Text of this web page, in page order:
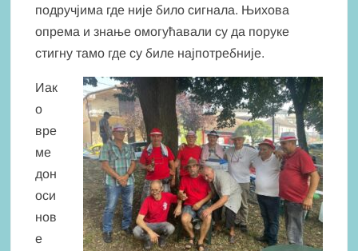
подручјима где није било сигнала. Њихова
опрема и знање омогућавали су да поруке
стигну тамо где су биле најпотребније.
Иак
о
вре
ме
дон
оси
нов
е